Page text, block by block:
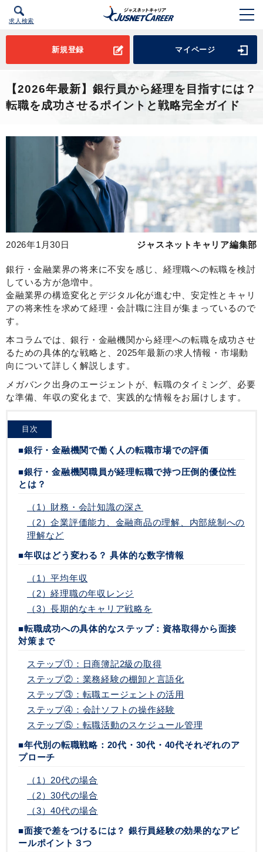
求人検索
新規登録 マイページ
【2026年最新】銀行員から経理を目指すには？
転職を成功させるポイントと戦略完全ガイド
2026年1月30日 ジャスネットキャリア編集部
銀行・金融業界の将来に不安を感じ、経理職への転職を検討
している方が急増中。
金融業界の構造変化とデジタル化が進む中、安定性とキャリ
アの将来性を求めて経理・会計職に注目が集まっているので
す。
本コラムでは、銀行・金融機関から経理への転職を成功させ
るための具体的な戦略と、2025年最新の求人情報・市場動
向について詳しく解説します。
メガバンク出身のエージェントが、転職のタイミング、必要
な準備、年収の変化まで、実践的な情報をお届けします。
目次
■銀行・金融機関で働く人の転職市場での評価
■銀行・金融機関職員が経理転職で持つ圧倒的優位性
とは？
（1）財務・会計知識の深さ
（2）企業評価能力、金融商品の理解、内部統制への
理解など
■年収はどう変わる？ 具体的な数字情報
（1）平均年収
（2）経理職の年収レンジ
（3）長期的なキャリア戦略を
■転職成功への具体的なステップ：資格取得から面接
対策まで
ステップ①：日商簿記2級の取得
ステップ②：業務経験の棚卸と言語化
ステップ③：転職エージェントの活用
ステップ④：会計ソフトの操作経験
ステップ⑤：転職活動のスケジュール管理
■年代別の転職戦略：20代・30代・40代それぞれのア
プローチ
（1）20代の場合
（2）30代の場合
（3）40代の場合
■面接で差をつけるには？ 銀行員経験の効果的なアピ
ールポイント３つ